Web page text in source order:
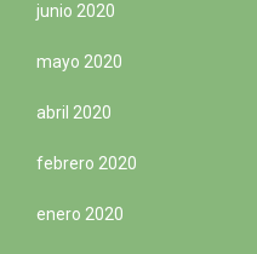
junio 2020
mayo 2020
abril 2020
febrero 2020
enero 2020